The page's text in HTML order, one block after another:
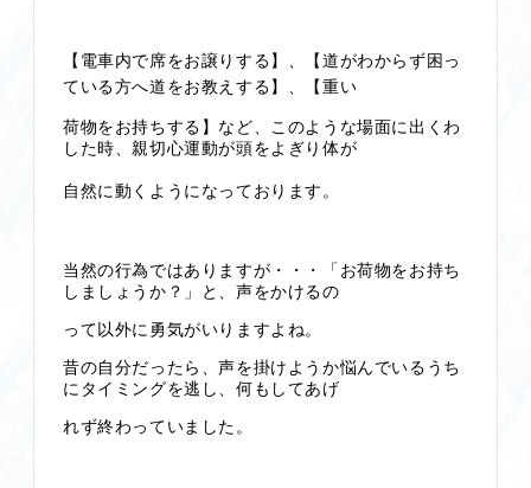
【電車内で席をお譲りする】、【道がわからず困っ
ている方へ道をお教えする】、【重い
荷物をお持ちする】など、このような場面に出くわ
した時、親切心運動が頭をよぎり 体が
自然に動くようになっております。
当然の行為ではありますが・・・「お荷物をお持ち
しましょうか？」と、声をかけるの
って以外に勇気がいりますよね。
昔の自分だったら、声を掛けようか悩んでいるうち
にタイミングを逃し、何もしてあげ
れず終わっていました。